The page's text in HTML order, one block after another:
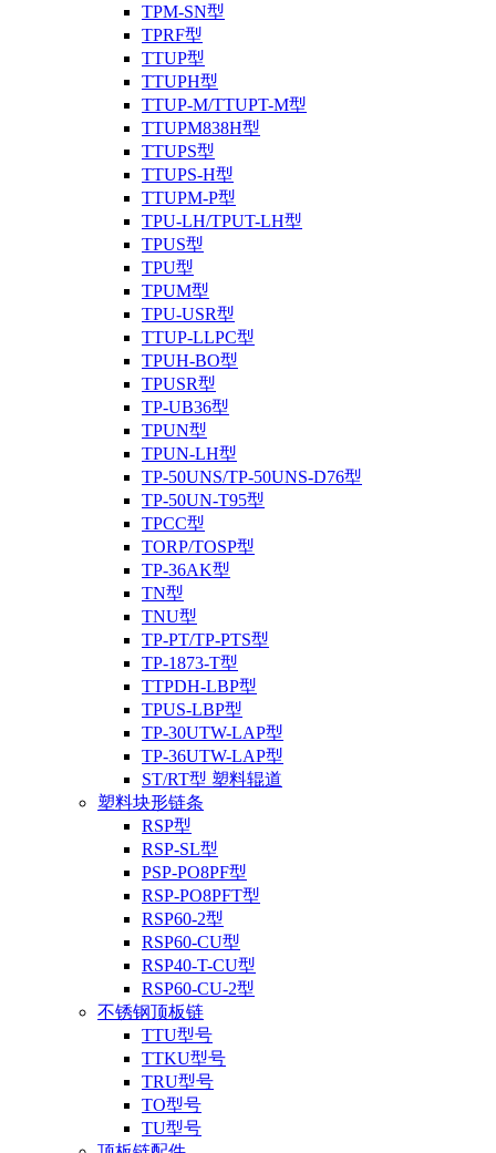
TPM-SN型
TPRF型
TTUP型
TTUPH型
TTUP-M/TTUPT-M型
TTUPM838H型
TTUPS型
TTUPS-H型
TTUPM-P型
TPU-LH/TPUT-LH型
TPUS型
TPU型
TPUM型
TPU-USR型
TTUP-LLPC型
TPUH-BO型
TPUSR型
TP-UB36型
TPUN型
TPUN-LH型
TP-50UNS/TP-50UNS-D76型
TP-50UN-T95型
TPCC型
TORP/TOSP型
TP-36AK型
TN型
TNU型
TP-PT/TP-PTS型
TP-1873-T型
TTPDH-LBP型
TPUS-LBP型
TP-30UTW-LAP型
TP-36UTW-LAP型
ST/RT型 塑料辊道
塑料块形链条
RSP型
RSP-SL型
PSP-PO8PF型
RSP-PO8PFT型
RSP60-2型
RSP60-CU型
RSP40-T-CU型
RSP60-CU-2型
不锈钢顶板链
TTU型号
TTKU型号
TRU型号
TO型号
TU型号